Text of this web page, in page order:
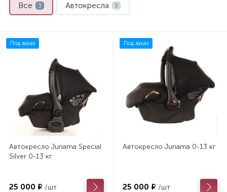
Все 3 Автокресла 3
Под заказ
Автокресло Junama Special
Silver 0-13 кг
25 000 ₽ /шт
Под заказ
Автокресло Junama 0-13 кг
25 000 ₽ /шт